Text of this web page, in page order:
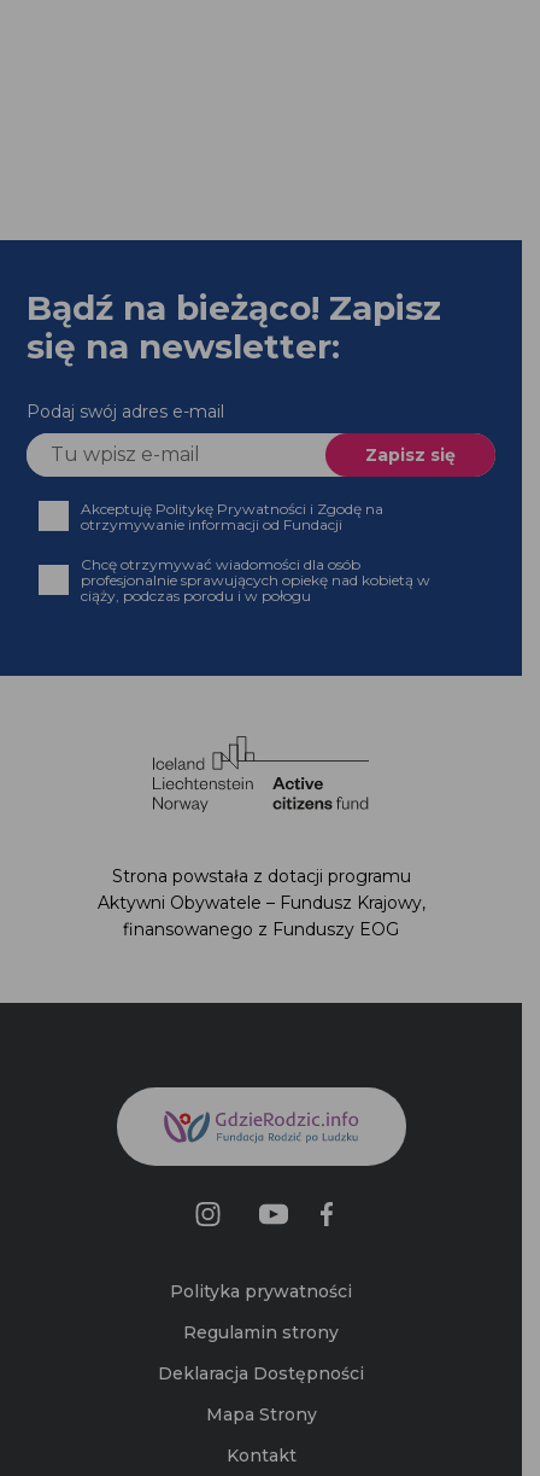
Bądź na bieżąco! Zapisz
się na newsletter:
Podaj swój adres e-mail
Akceptuję Politykę Prywatności i Zgodę na
otrzymywanie informacji od Fundacji
Chcę otrzymywać wiadomości dla osób
profesjonalnie sprawujących opiekę nad kobietą w
ciąży, podczas porodu i w połogu
Strona powstała z dotacji programu
Aktywni Obywatele – Fundusz Krajowy,
finansowanego z Funduszy EOG
Polityka prywatności
Regulamin strony
Deklaracja Dostępności
Mapa Strony
Kontakt